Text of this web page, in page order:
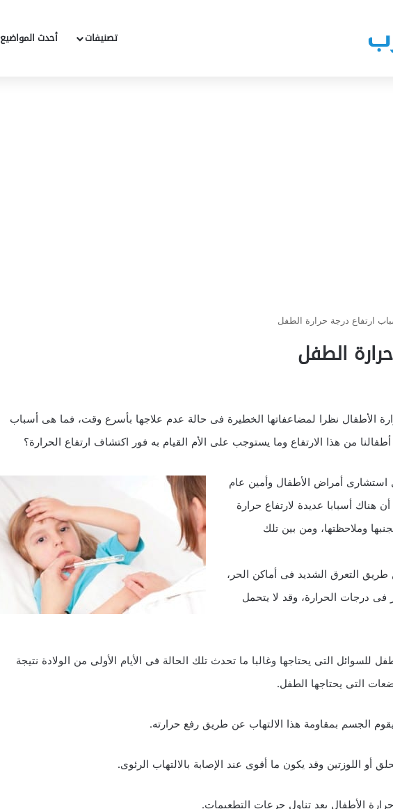
تصنيفات أحدث المواضيع
ارتفاع درجة حرارة الطفل
الطفل
الأطفال نظرا لمضاعفاتها الخطيرة فى حالة عدم علاجها بأسرع وقت، فما هى أسباب
من هذا الارتفاع وما يستوجب على الأم القيام به فور اكتشاف ارتفاع الحرارة؟
استشارى أمراض الأطفال وأمين عام
هناك أسبابا عديدة لارتفاع حرارة
وملاحظتها، ومن بين تلك
التعرق الشديد فى أماكن الحر،
درجات الحرارة، وقد لا يتحمل
التى يحتاجها وغالبا ما تحدث تلك الحالة فى الأيام الأولى من الولادة نتيجة
التى يحتاجها الطفل.
الجسم بمقاومة هذا الالتهاب عن طريق رفع حرارته.
أو اللوزتين وقد يكون ما أقوى عند الإصابة بالالتهاب الرئوى.
الأطفال بعد تناول جرعات التطعيمات.